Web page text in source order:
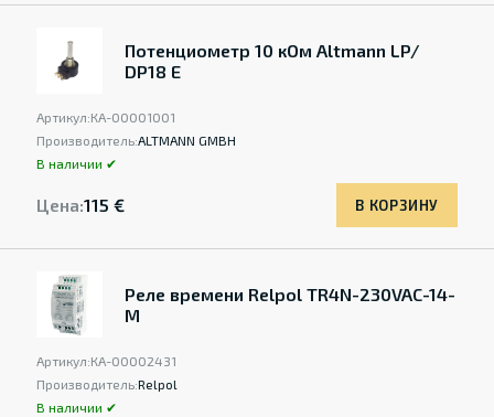
Потенциометр 10 кОм Altmann LP/
DP18 E
Артикул:КА-00001001
Производитель:ALTMANN GMBH
В наличии ✔
Цена:115 € В КОРЗИНУ
Реле времени Relpol TR4N-230VAC-14-
M
Артикул:КА-00002431
Производитель:Relpol
В наличии ✔